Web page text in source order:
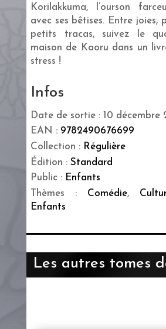
Korilakkuma, l’ourson
avec ses bêtises. Entre joies,
petits tracas, suivez le
maison de Kaoru dans un
stress !
Infos
Date de sortie : 10 décembre
EAN : 9782490676699
Collection : Régulière
Édition : Standard
Public : Enfants
Thèmes : Comédie,
Enfants
Les autres tomes